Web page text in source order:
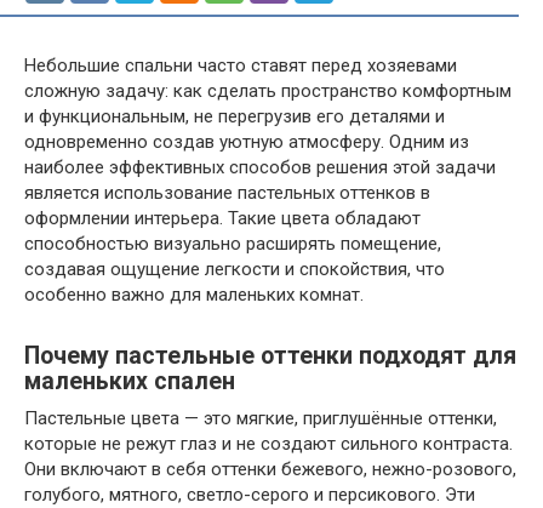
Небольшие спальни часто ставят перед хозяевами
сложную задачу: как сделать пространство комфортным
и функциональным, не перегрузив его деталями и
одновременно создав уютную атмосферу. Одним из
наиболее эффективных способов решения этой задачи
является использование пастельных оттенков в
оформлении интерьера. Такие цвета обладают
способностью визуально расширять помещение,
создавая ощущение легкости и спокойствия, что
особенно важно для маленьких комнат.
Почему пастельные оттенки подходят для
маленьких спален
Пастельные цвета — это мягкие, приглушённые оттенки,
которые не режут глаз и не создают сильного контраста.
Они включают в себя оттенки бежевого, нежно-розового,
голубого, мятного, светло-серого и персикового. Эти